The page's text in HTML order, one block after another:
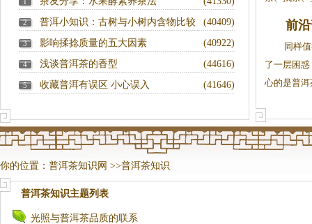
2 (40409)
普洱小知识：古树与小树内含物比较
3 (40922)
影响揉捻质量的五大因素
4 (44616)
浅谈普洱茶的香型
5 (41646)
收藏普洱有误区 小心误入
前
于
同样
了一层困
心的是普
你的位置： 普洱茶知识网 >>普洱茶知识
普洱茶知识主题列表
光照与普洱茶品质的联系